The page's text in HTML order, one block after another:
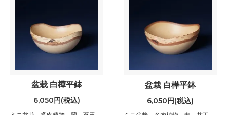
盆栽 白樺平鉢
6,050円(税込)
盆栽 白樺平鉢
6,050円(税込)